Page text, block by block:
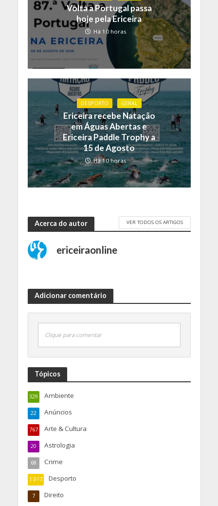
Volta a Portugal passa
hoje pela Ericeira
Há 10 horas
DESPORTO GERAL
Ericeira recebe Natação
em Águas Abertas e
Ericeira Paddle Trophy a
15 de Agosto
Há 10 horas
Acerca do autor VER TODOS OS ARTIGOS
ericeiraonline
Adicionar comentário
Clique para comentar
Tópicos
Ambiente
329
Anúncios
22
Arte & Cultura
767
Astrologia
20
Crime
68
Desporto
1.017
Direito
7